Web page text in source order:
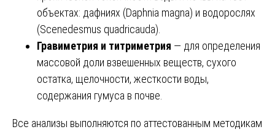
объектах: дафниях (Daphnia magna) и водорослях
(Scenedesmus quadricauda).
Гравиметрия и титриметрия — для определения
массовой доли взвешенных веществ, сухого
остатка, щелочности, жесткости воды,
содержания гумуса в почве.
Все анализы выполняются по аттестованным методикам